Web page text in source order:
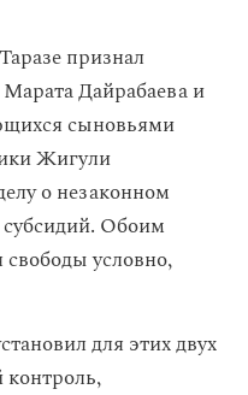
признал
Дайрабаева и
сыновьями
Жигули
о незаконном
субсидий. Обоим
условно,
для этих двух
контроль,